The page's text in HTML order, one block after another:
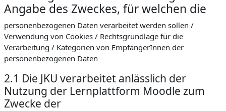
Angabe des Zweckes, für welchen die
personenbezogenen Daten verarbeitet werden sollen /
Verwendung von Cookies / Rechtsgrundlage für die
Verarbeitung / Kategorien von EmpfängerInnen der
personenbezogenen Daten
2.1 Die JKU verarbeitet anlässlich der
Nutzung der Lernplattform Moodle zum
Zwecke der